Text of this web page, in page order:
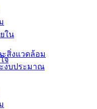
ใน
จ
สิ่งแวดล้อม
งบประมาณ